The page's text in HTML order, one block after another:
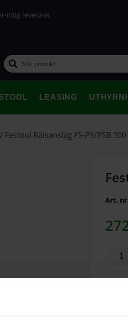
leverans
LEASING
/ Festool Rälsanslag FS-PS/PSB 300
Art. nr
I